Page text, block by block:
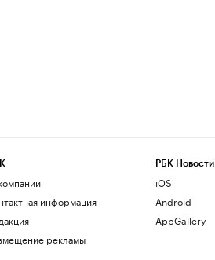
информация
рекламы
РБК Новости
iOS
Android
AppGallery